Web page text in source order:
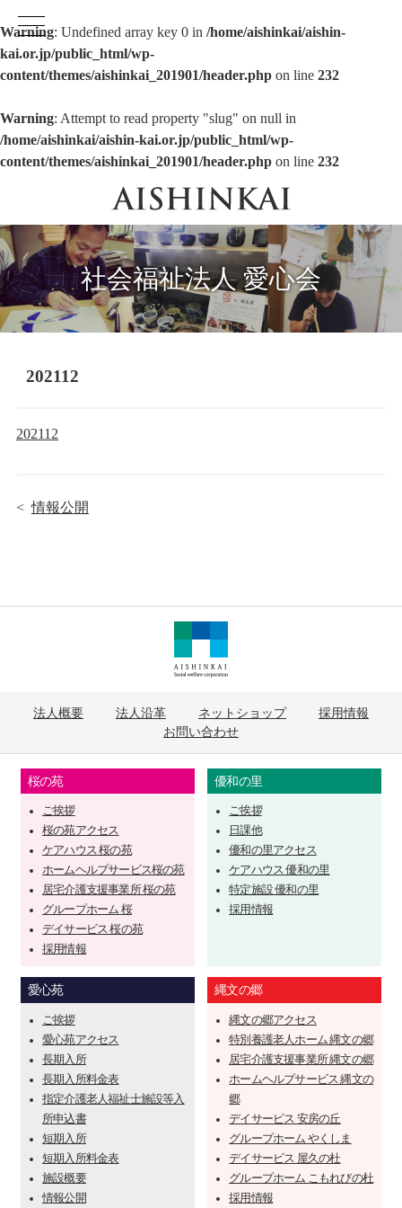
Warning: Undefined array key 0 in /home/aishinkai/aishin-
kai.or.jp/public_html/wp-
content/themes/aishinkai_201901/header.php on line 232
Warning: Attempt to read property "slug" on null in
/home/aishinkai/aishin-kai.or.jp/public_html/wp-
content/themes/aishinkai_201901/header.php on line 232
社会福祉法人 愛心会
202112
202112
< 情報公開
法人概要 法人沿革 ネットショップ
採用情報
お問い合わせ
桜の苑
ご挨拶
桜の苑アクセス
ケアハウス 桜の苑
ホームヘルプサービス桜の苑
居宅介護支援事業所 桜の苑
グループホーム 桜
デイサービス 桜の苑
採用情報
優和の里
ご挨拶
日課他
優和の里アクセス
ケアハウス 優和の里
特定施設 優和の里
採用情報
愛心苑
ご挨拶
愛心苑アクセス
長期入所
長期入所料金表
指定介護老人福祉士施設等入
所申込書
短期入所
短期入所料金表
施設概要
情報公開
縄文の郷
縄文の郷アクセス
特別養護老人ホーム 縄文の郷
居宅介護支援事業所 縄文の郷
ホームヘルプサービス 縄文の
郷
デイサービス 安房の丘
グループホーム やくしま
デイサービス 屋久の杜
グループホーム こもれびの杜
採用情報